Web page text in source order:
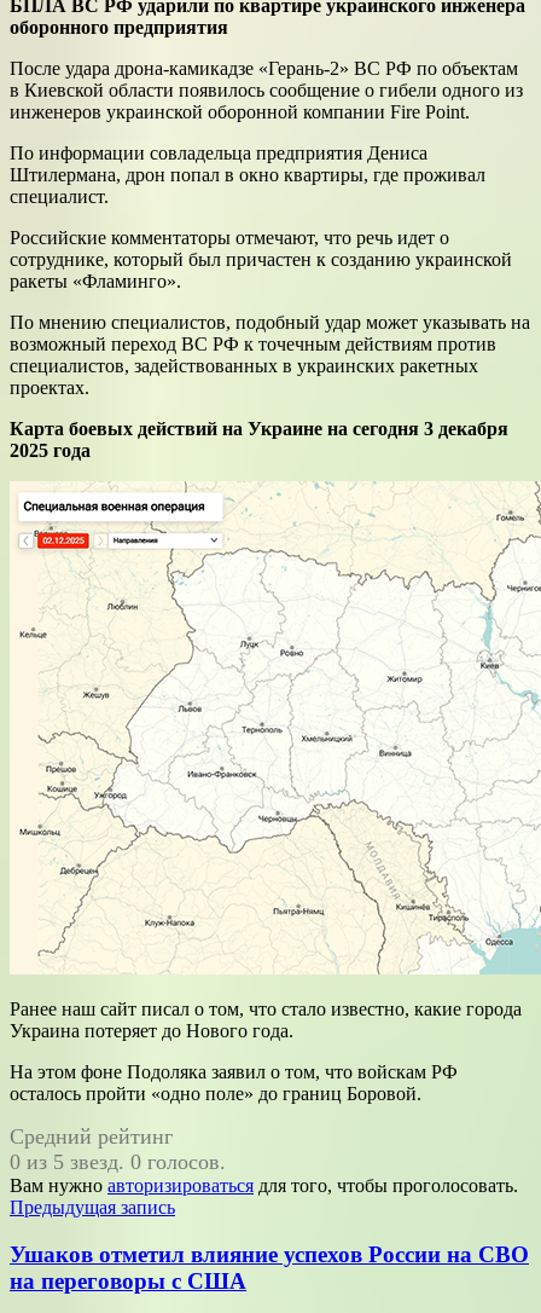
БПЛА ВС РФ ударили по квартире украинского инженера
оборонного предприятия
После удара дрона-камикадзе «Герань-2» ВС РФ по объектам
в Киевской области появилось сообщение о гибели одного из
инженеров украинской оборонной компании Fire Point.
По информации совладельца предприятия Дениса
Штилермана, дрон попал в окно квартиры, где проживал
специалист.
Российские комментаторы отмечают, что речь идет о
сотруднике, который был причастен к созданию украинской
ракеты «Фламинго».
По мнению специалистов, подобный удар может указывать на
возможный переход ВС РФ к точечным действиям против
специалистов, задействованных в украинских ракетных
проектах.
Карта боевых действий на Украине на сегодня 3 декабря
2025 года
Ранее наш сайт писал о том, что стало известно, какие города
Украина потеряет до Нового года.
На этом фоне Подоляка заявил о том, что войскам РФ
осталось пройти «одно поле» до границ Боровой.
Средний рейтинг
0 из 5 звезд. 0 голосов.
Вам нужно авторизироваться для того, чтобы проголосовать.
Навигация
по
записям
Предыдущая запись
Ушаков отметил влияние успехов России на СВО
на переговоры с США